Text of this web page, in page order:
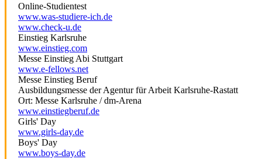
Online-Studientest
www.was-studiere-ich.de
www.check-u.de
Einstieg Karlsruhe
www.einstieg.com
Messe Einstieg Abi Stuttgart
www.e-fellows.net
Messe Einstieg Beruf
Ausbildungsmesse der Agentur für Arbeit Karlsruhe-Rastatt
Ort: Messe Karlsruhe / dm-Arena
www.einstiegberuf.de
Girls' Day
www.girls-day.de
Boys' Day
www.boys-day.de